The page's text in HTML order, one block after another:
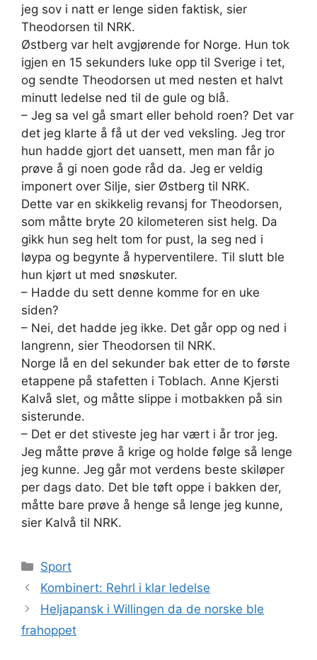
jeg sov i natt er lenge siden faktisk, sier
Theodorsen til NRK.
Østberg var helt avgjørende for Norge. Hun tok
igjen en 15 sekunders luke opp til Sverige i tet,
og sendte Theodorsen ut med nesten et halvt
minutt ledelse ned til de gule og blå.
– Jeg sa vel gå smart eller behold roen? Det var
det jeg klarte å få ut der ved veksling. Jeg tror
hun hadde gjort det uansett, men man får jo
prøve å gi noen gode råd da. Jeg er veldig
imponert over Silje, sier Østberg til NRK.
Dette var en skikkelig revansj for Theodorsen,
som måtte bryte 20 kilometeren sist helg. Da
gikk hun seg helt tom for pust, la seg ned i
løypa og begynte å hyperventilere. Til slutt ble
hun kjørt ut med snøskuter.
– Hadde du sett denne komme for en uke
siden?
– Nei, det hadde jeg ikke. Det går opp og ned i
langrenn, sier Theodorsen til NRK.
Norge lå en del sekunder bak etter de to første
etappene på stafetten i Toblach. Anne Kjersti
Kalvå slet, og måtte slippe i motbakken på sin
sisterunde.
– Det er det stiveste jeg har vært i år tror jeg.
Jeg måtte prøve å krige og holde følge så lenge
jeg kunne. Jeg går mot verdens beste skiløper
per dags dato. Det ble tøft oppe i bakken der,
måtte bare prøve å henge så lenge jeg kunne,
sier Kalvå til NRK.
Kategorier
Sport
Kombinert: Rehrl i klar ledelse
Heljapansk i Willingen da de norske ble
frahoppet